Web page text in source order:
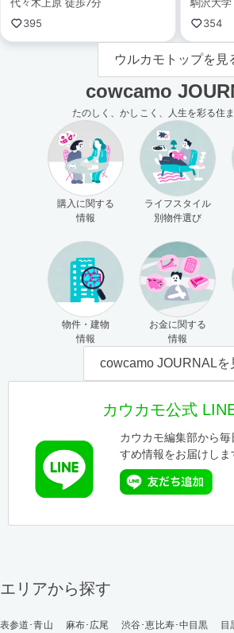
代々木上原 徒歩7分
395
駒沢大
354
ウルカモトップを見
cowcamo
たのしく、かしこく、人生を彩る住
購入に関する
情報
ライフスタイル
別物件選び
物件・建物
情報
お金に関する
情報
cowcamo JOURNALを
カウカモ公式
カウカモ編集部から
すめ情報をお届けしま
エリアから探す
表参道･青山 麻布･広尾 渋谷･恵比寿･中目黒
目